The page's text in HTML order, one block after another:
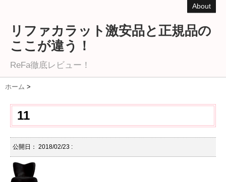
About
リファカラット激安品と正規品の
ここが違う！
ReFa徹底レビュー！
ホーム >
11
公開日： 2018/02/23 :